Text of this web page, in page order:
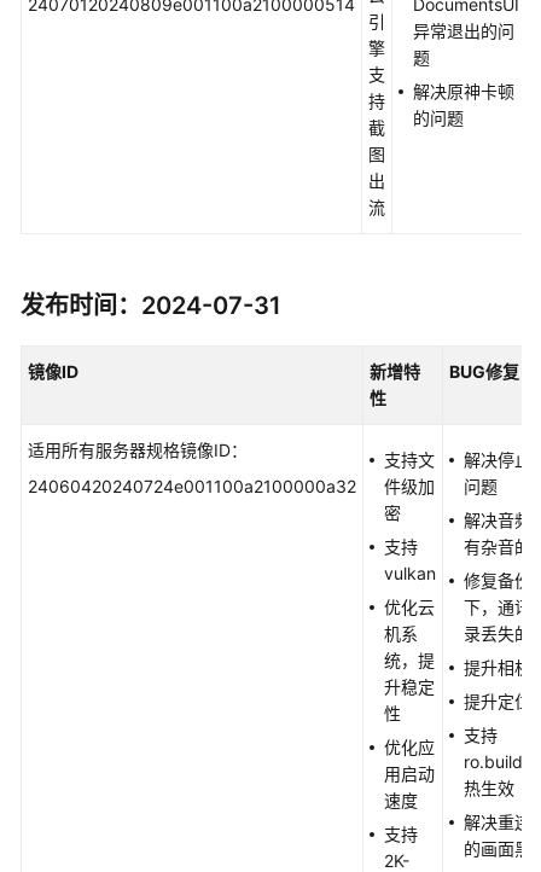
24070120240809e001100a2100000514
引
擎
支
持
截
图
出
流
DocumentsUI
异常退出的问
题
解决原神卡顿
的问题
发布时间：2024-07-31
镜像ID
新增特
性
BUG修复
适用所有服务器规格镜像ID：
24060420240724e001100a2100000a32
支持文
件级加
密
支持
vulkan
优化云
机系
统，提
升稳定
性
优化应
用启动
速度
支持
2K-
解决停止
问题
解决音频
有杂音的
修复备份
下，通讯
录丢失的
提升相机
提升定位
支持
热生效
解决重连
的画面黑